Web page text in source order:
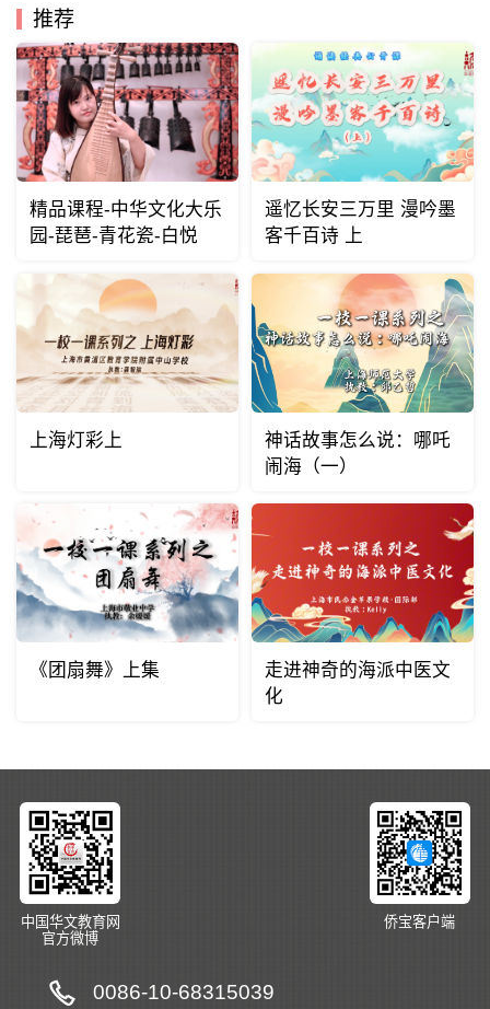
推荐
精品课程-中华文化大乐
园-琵琶-青花瓷-白悦
遥忆长安三万里 漫吟墨
客千百诗 上
上海灯彩上
神话故事怎么说：哪吒
闹海（一）
《团扇舞》上集
走进神奇的海派中医文
化
中国华文教育网
官方微博
侨宝客户端
0086-10-68315039